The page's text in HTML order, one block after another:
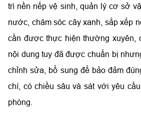
trì nền nếp vệ sinh, quản lý cơ sở
nước, chăm sóc cây xanh, sắp xếp
cần được thực hiện thường xuyên,
nội dung tuy đã được chuẩn bị
chỉnh sửa, bổ sung để bảo đảm
chí, có chiều sâu và sát với yêu
phòng.